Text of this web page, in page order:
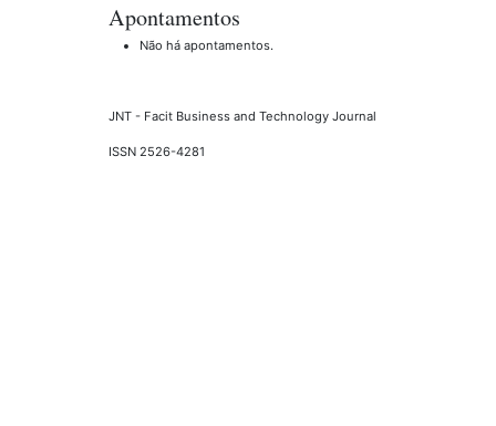
Apontamentos
Não há apontamentos.
JNT - Facit Business and Technology Journal
ISSN 2526-4281